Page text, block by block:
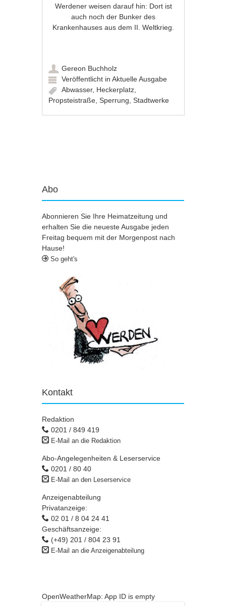
Werdener weisen darauf hin: Dort ist
auch noch der Bunker des
Krankenhauses aus dem II. Weltkrieg.
Gereon Buchholz
Veröffentlicht inAktuelle Ausgabe
Abwasser, Heckerplatz
Propsteistraße ,Sperrung ,Stadtwerke
Abo
Abonnieren Sie Ihre Heimatzeitung und
erhalten Sie die neueste Ausgabe jeden
Freitag bequem mit der Morgenpost nach
Hause!
So geht's
Kontakt
Redaktion
0201 / 849 419
E-Mail an die Redaktion
Abo-Angelegenheiten & Leserservice
0201 / 80 40
E-Mail an den Leserservice
Anzeigenabteilung
Privatanzeige:
02 01 / 8 04 24 41
Geschäftsanzeige:
(+49) 201 / 804 23 91
E-Mail an die Anzeigenabteilung
OpenWeatherMap: App ID is empty